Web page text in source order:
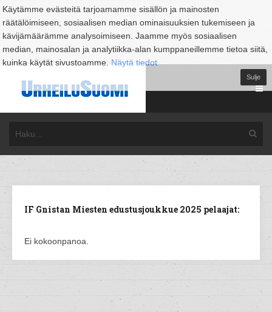
Käytämme evästeitä tarjoamamme sisällön ja mainosten
räätälöimiseen, sosiaalisen median ominaisuuksien tukemiseen ja
kävijämäärämme analysoimiseen. Jaamme myös sosiaalisen
median, mainosalan ja analytiikka-alan kumppaneillemme tietoa siitä,
kuinka käytät sivustoamme. Näytä tiedot
Sulje
IF Gnistan Miesten edustusjoukkue 2025 pelaajat:
Ei kokoonpanoa.